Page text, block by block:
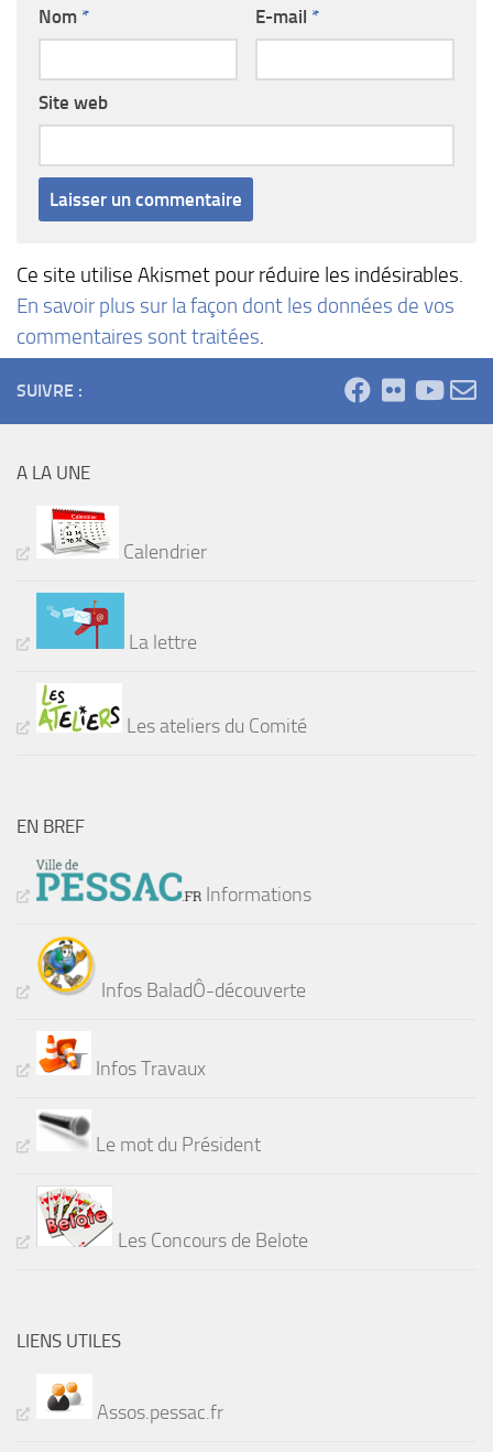
Nom * E-mail *
Site web
Ce site utilise Akismet pour réduire les indésirables.
En savoir plus sur la façon dont les données de vos
commentaires sont traitées.
SUIVRE :
A LA UNE
Calendrier
La lettre
Les ateliers du Comité
EN BREF
Informations
Infos BaladÔ-découverte
Infos Travaux
Le mot du Président
Les Concours de Belote
LIENS UTILES
Assos.pessac.fr